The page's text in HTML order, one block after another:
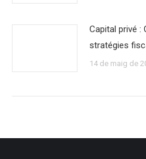
Capital privé
stratégies
14 de maig de